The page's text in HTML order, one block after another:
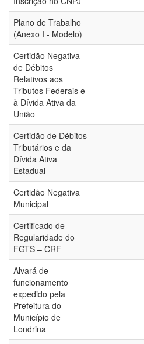
Plano de Trabalho
(Anexo I - Modelo)
Certidão Negativa
de Débitos
Relativos aos
Tributos Federais e
à Dívida Ativa da
União
Certidão de Débitos
Tributários e da
Dívida Ativa
Estadual
Certidão Negativa
Municipal
Certificado de
Regularidade do
FGTS – CRF
Alvará de
funcionamento
expedido pela
Prefeitura do
Município de
Londrina